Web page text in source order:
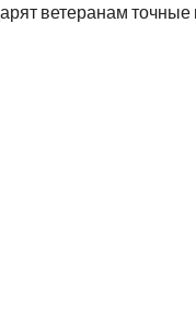
ветеранам точные